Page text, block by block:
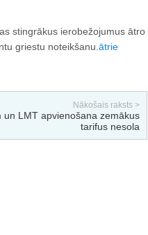
stingrākus ierobežojumus ātro
griestu noteikšanu. ātrie
Nākošais raksts >
un LMT apvienošana zemākus
tarifus nesola